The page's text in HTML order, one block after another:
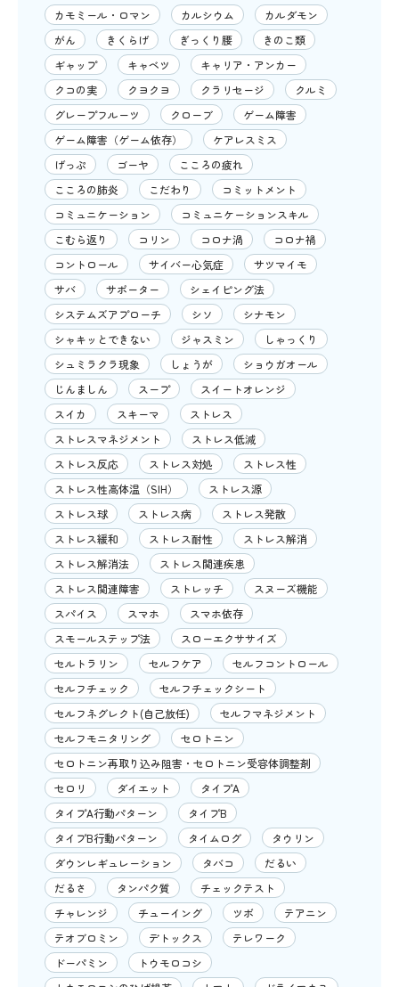
カモミール・ロマン
カルシウム
カルダモン
がん
きくらげ ぎっくり腰
きのこ類
ギャップ
キャベツ
キャリア・アンカー
クコの実
クヨクヨ クラリセージ
クルミ
グレープフルーツ
クローブ
ゲーム障害
ゲーム障害（ゲーム依存）
ケアレスミス
げっぷ
ゴーヤ
こころの疲れ
こころの肺炎
こだわり
コミットメント
コミュニケーション
コミュニケーションスキル
こむら返り
コリン コロナ渦
コロナ禍
コントロール
サイバー心気症
サツマイモ
サバ
サポーター
シェイピング法
システムズアプローチ
シソ
シナモン
シャキッとできない
ジャスミン
しゃっくり
シュミラクラ現象
しょうが
ショウガオール
じんましん
スープ
スイートオレンジ
スイカ
スキーマ
ストレス
ストレスマネジメント
ストレス低減
ストレス反応
ストレス対処
ストレス性
ストレス性高体温（SIH）
ストレス源
ストレス球
ストレス病
ストレス発散
ストレス緩和
ストレス耐性
ストレス解消
ストレス解消法
ストレス関連疾患
ストレス関連障害
ストレッチ
スヌーズ機能
スパイス
スマホ
スマホ依存
スモールステップ法
スローエクササイズ
セルトラリン
セルフケア
セルフコントロール
セルフチェック
セルフチェックシート
セルフネグレクト(自己放任)
セルフマネジメント
セルフモニタリング
セロトニン
セロトニン再取り込み阻害・セロトニン受容体調整剤
セロリ
ダイエット
タイプA
タイプA行動パターン
タイプB
タイプB行動パターン
タイムログ
タウリン
ダウンレギュレーション
タバコ
だるい
だるさ
タンパク質
チェックテスト
チャレンジ
チューイング ツボ
テアニン
テオブロミン
デトックス
テレワーク
ドーパミン
トウモロコシ